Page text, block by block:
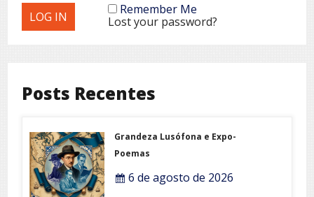
Remember Me
Lost your password?
Posts Recentes
Grandeza Lusófona e Expo-
Poemas
6 de agosto de 2026